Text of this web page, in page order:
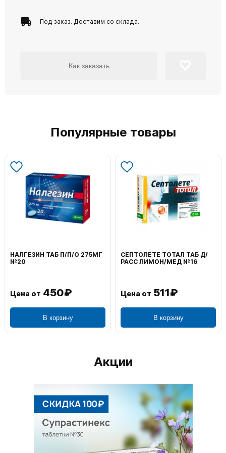
Под заказ. Доставим со склада.
Как заказать
Популярные товары
НАЛГЕЗИН ТАБ П/П/О 275МГ
№20
Цена от 450₽
В корзину
СЕПТОЛЕТЕ ТОТАЛ ТАБ Д/
РАСС ЛИМОН/МЕД №16
Цена от 511₽
В корзину
Акции